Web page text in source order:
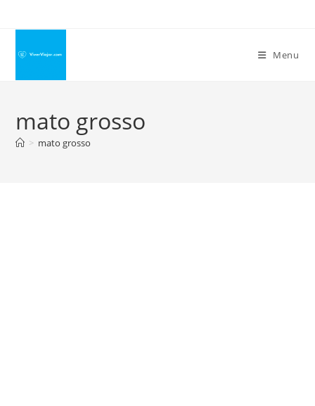
conteúdo
Menu
mato grosso
> mato grosso